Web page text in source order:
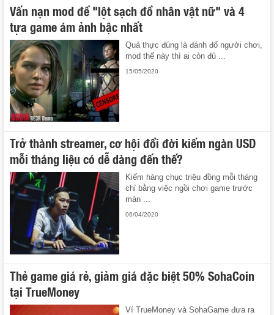
Vấn nạn mod để "lột sạch đồ nhân vật nữ" và 4
tựa game ám ảnh bậc nhất
Quả thực đúng là đánh đố người chơi,
mod thế này thì ai còn đủ ...
15/05/2020
Trở thành streamer, cơ hội đổi đời kiếm ngàn USD
mỗi tháng liệu có dễ dàng đến thế?
Kiếm hàng chục triệu đồng mỗi tháng
chỉ bằng việc ngồi chơi game trước
màn ...
06/04/2020
Thẻ game giá rẻ, giảm giá đặc biệt 50% SohaCoin
tại TrueMoney
Ví TrueMoney và SohaGame đưa ra